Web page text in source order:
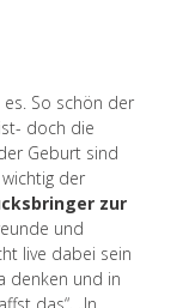
es. So schön der
doch die
Geburt sind
der
zur
und
live dabei sein
denken und in